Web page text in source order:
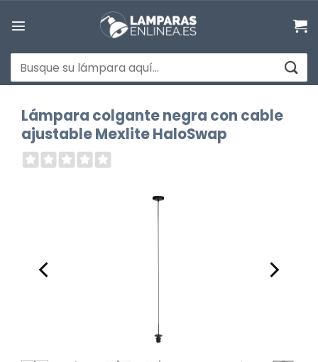
Buscar
por:
Lámpara colgante negra con cable
ajustable Mexlite HaloSwap